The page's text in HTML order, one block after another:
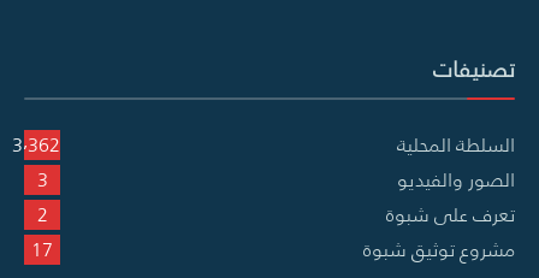
تصنيفات
السلطة المحلية
3٬362
الصور والفيديو
3
تعرف على شبوة
2
مشروع توثيق شبوة
17